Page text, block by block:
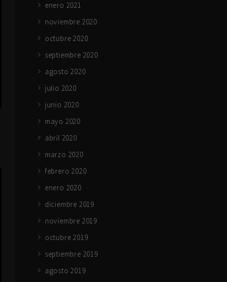
enero 2021
noviembre 2020
octubre 2020
septiembre 2020
agosto 2020
julio 2020
junio 2020
mayo 2020
abril 2020
marzo 2020
febrero 2020
enero 2020
diciembre 2019
noviembre 2019
octubre 2019
septiembre 2019
agosto 2019